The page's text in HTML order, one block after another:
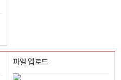
파일 업로드